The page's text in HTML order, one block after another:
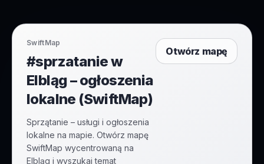
SwiftMap
#sprzatanie w
Elbląg – ogłoszenia
lokalne (SwiftMap)
Sprzątanie – usługi i ogłoszenia
lokalne na mapie. Otwórz mapę
SwiftMap wycentrowaną na
Elbląg i wyszukaj temat
Otwórz mapę